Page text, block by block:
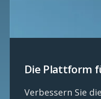
Die Plattform
Verbessern Sie